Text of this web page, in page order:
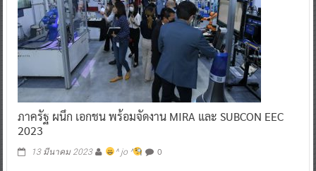
ภาครัฐ ผนึก เอกชน พร้อมจัดงาน MIRA และ SUBCON EEC
2023
13 มีนาคม 2023 ^ jo ^ 0